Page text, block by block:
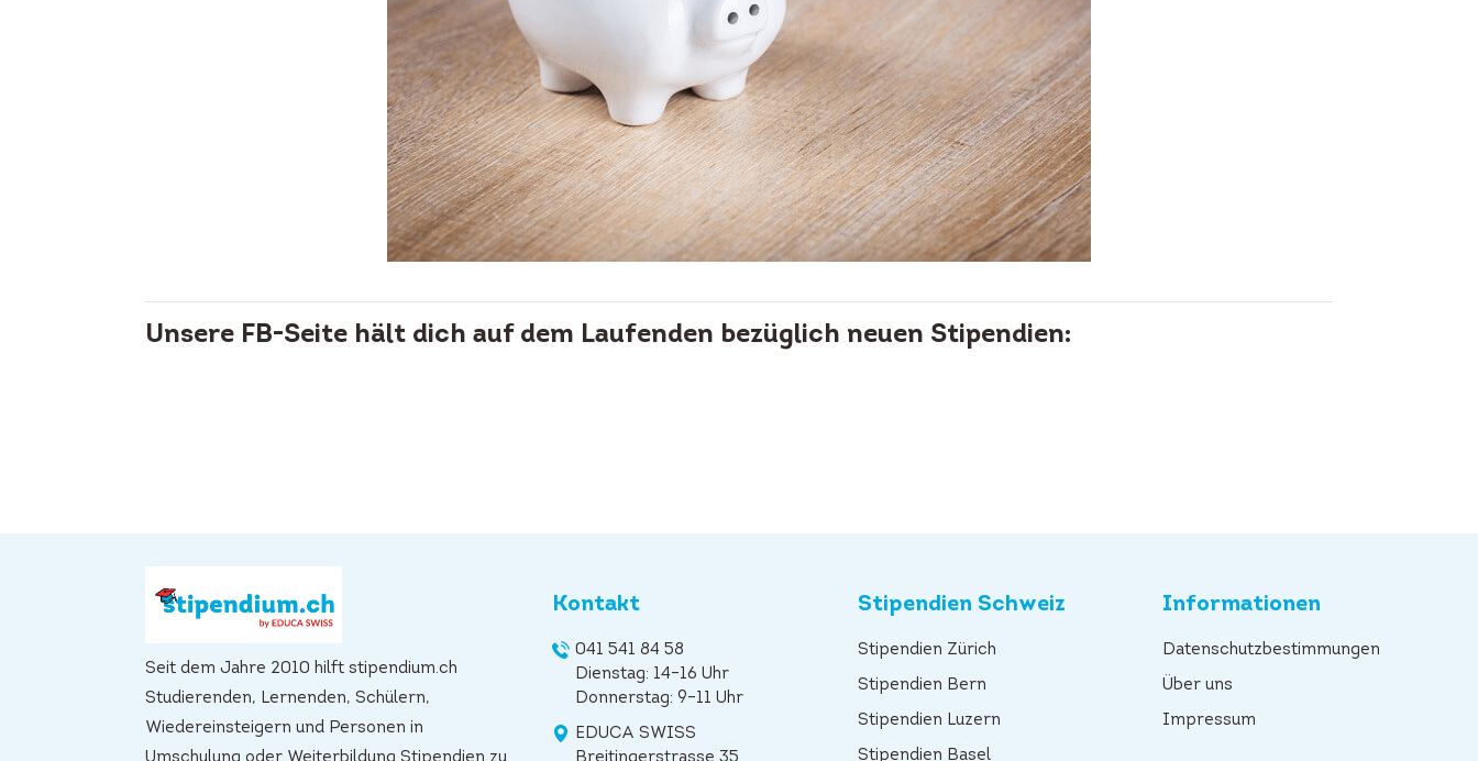
Unsere FB-Seite hält dich auf dem Laufenden bezüglich neuen Stipendien:
Seit dem Jahre 2010 hilft stipendium.ch
Studierenden, Lernenden, Schülern,
Wiedereinsteigern und Personen in
Kontakt
041 541 84 58
Dienstag: 14–16 Uhr
Donnerstag: 9–11 Uhr
EDUCA SWISS
Stipendien Schweiz
Stipendien Zürich
Stipendien Bern
Stipendien Luzern
Stipendien Basel
Informationen
Datenschutzbestimmungen
Über uns
Impressum